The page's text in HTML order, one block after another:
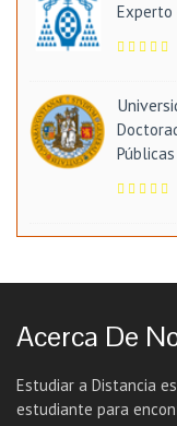
Experto
Acerca De
Estudiar a Distancia
estudiante para